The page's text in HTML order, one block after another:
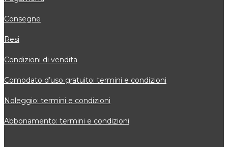
Consegne
Resi
Condizioni di vendita
Comodato d’uso gratuito: termini e condizioni
Noleggio: termini e condizioni
Abbonamento: termini e condizioni